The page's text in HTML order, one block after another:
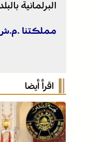
البرلمانية
مملكتنا
اقرأ أيضا